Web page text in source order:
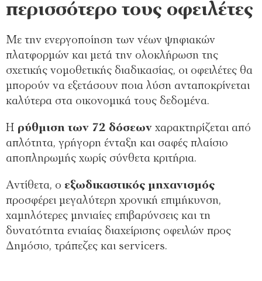
περισσότερο τους οφειλέτες
Με την ενεργοποίηση των νέων ψηφιακών
πλατφορμών και μετά την ολοκλήρωση της
σχετικής νομοθετικής διαδικασίας, οι οφειλέτες θα
μπορούν να εξετάσουν ποια λύση ανταποκρίνεται
καλύτερα στα οικονομικά τους δεδομένα.
Η ρύθμιση των 72 δόσεων χαρακτηρίζεται από
απλότητα, γρήγορη ένταξη και σαφές πλαίσιο
αποπληρωμής χωρίς σύνθετα κριτήρια.
Αντίθετα, ο εξωδικαστικός μηχανισμός
προσφέρει μεγαλύτερη χρονική επιμήκυνση,
χαμηλότερες μηνιαίες επιβαρύνσεις και τη
δυνατότητα ενιαίας διαχείρισης οφειλών προς
Δημόσιο, τράπεζες και servicers.